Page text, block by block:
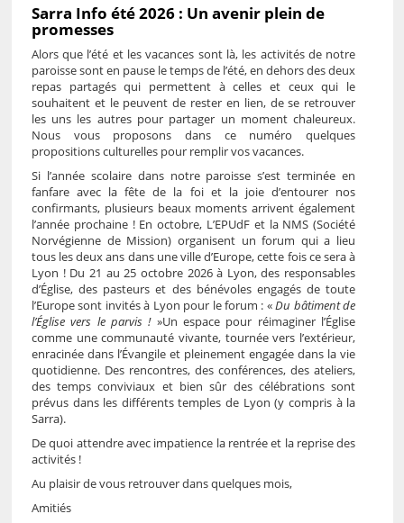
Sarra Info été 2026 : Un avenir plein de
promesses
Alors que l’été et les vacances sont là, les activités de notre
paroisse sont en pause le temps de l’été, en dehors des deux
repas partagés qui permettent à celles et ceux qui le
souhaitent et le peuvent de rester en lien, de se retrouver
les uns les autres pour partager un moment chaleureux.
Nous vous proposons dans ce numéro quelques
propositions culturelles pour remplir vos vacances.
Si l’année scolaire dans notre paroisse s’est terminée en
fanfare avec la fête de la foi et la joie d’entourer nos
confirmants, plusieurs beaux moments arrivent également
l’année prochaine ! En octobre, L’EPUdF et la NMS (Société
Norvégienne de Mission) organisent un forum qui a lieu
tous les deux ans dans une ville d’Europe, cette fois ce sera à
Lyon ! Du 21 au 25 octobre 2026 à Lyon, des responsables
d’Église, des pasteurs et des bénévoles engagés de toute
l’Europe sont invités à Lyon pour le forum : «Du bâtiment de
l’Église vers le parvis !»Un espace pour réimaginer l’Église
comme une communauté vivante, tournée vers l’extérieur,
enracinée dans l’Évangile et pleinement engagée dans la vie
quotidienne. Des rencontres, des conférences, des ateliers,
des temps conviviaux et bien sûr des célébrations sont
prévus dans les différents temples de Lyon (y compris à la
Sarra).
De quoi attendre avec impatience la rentrée et la reprise des
activités !
Au plaisir de vous retrouver dans quelques mois,
Amitiés